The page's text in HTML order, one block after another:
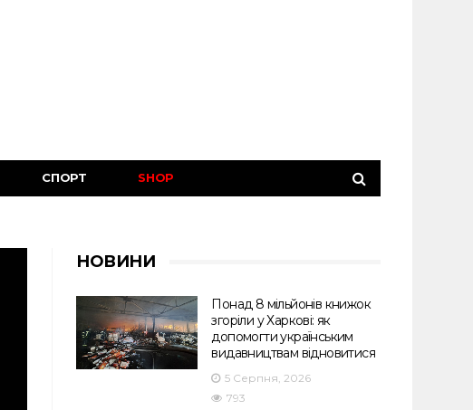
СПОРТ SHOP
НОВИНИ
Понад 8 мільйонів книжок
згоріли у Харкові: як
допомогти українським
видавництвам відновитися
5 Серпня, 2026
793